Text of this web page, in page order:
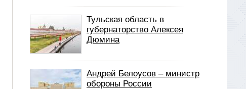
Тульская область в
губернаторство Алексея
Дюмина
Андрей Белоусов – министр
обороны России